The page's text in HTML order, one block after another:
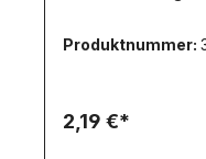
Produktnummer:
2,19 €*